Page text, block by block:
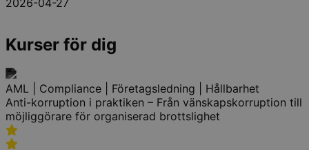
Kurser för dig
AML | Compliance | Företagsledning | Hållbarhet
Anti-korruption i praktiken – Från vänskapskorruption till
möjliggörare för organiserad brottslighet